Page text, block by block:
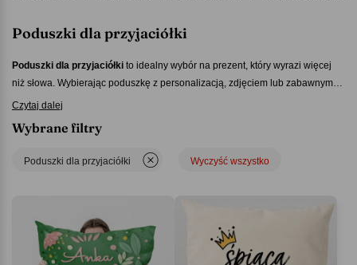
Poduszki dla przyjaciółki
Poduszki dla przyjaciółki to idealny wybór na prezent, który wyrazi więcej
niż słowa. Wybierając poduszkę z personalizacją, zdjęciem lub zabawnym
napisem, masz pewność, że podarujesz coś naprawdę wyjątkowego, co
dodaje wnętrzu uroku, ale przede wszystkim symbolizuje Waszą bliską więź i
niezapomniane chwile spędzone razem. Niezależnie od okazji,
będzie ciepłym, pełnym emocji dodatkiem, który wprowadzi
Czytaj dalej
Wybrane filtry
Poduszki dla przyjaciółki Wyczyść wszystko